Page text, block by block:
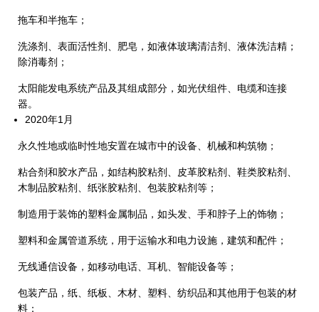
拖车和半拖车；
洗涤剂、表面活性剂、肥皂，如液体玻璃清洁剂、液体洗洁精；
除消毒剂；
太阳能发电系统产品及其组成部分，如光伏组件、电缆和连接
器。
2020年1月
永久性地或临时性地安置在城市中的设备、机械和构筑物；
粘合剂和胶水产品，如结构胶粘剂、皮革胶粘剂、鞋类胶粘剂、
木制品胶粘剂、纸张胶粘剂、包装胶粘剂等；
制造用于装饰的塑料金属制品，如头发、手和脖子上的饰物；
塑料和金属管道系统，用于运输水和电力设施，建筑和配件；
无线通信设备，如移动电话、耳机、智能设备等；
包装产品，纸、纸板、木材、塑料、纺织品和其他用于包装的材
料；